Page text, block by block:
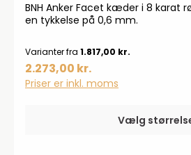
BNH Anker Facet kæder i 8 karat
en tykkelse på 0,6 mm.
Varianter fra 1.817,00 kr.
2.273,00 kr.
Priser er inkl. moms
Vælg